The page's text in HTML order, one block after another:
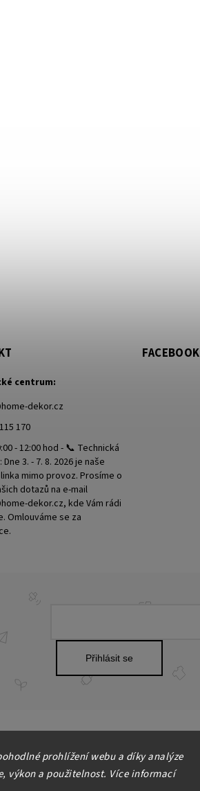
prohlížení webu a díky analýze
výkon a použitelnost. Více informací
Přihlásit se
centrum:
home-dekor.cz
170
- 12:00 hod - 📞 Technická
3. - 7. 8. 2026 je naše
mimo provoz. Prosíme o
dotazů na e-mail
dekor.cz, kde Vám rádi
Omlouváme se za
FACEBOOK